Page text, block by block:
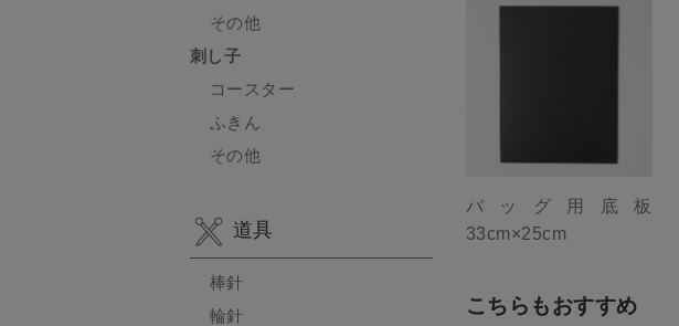
バッグ用底板
33cm×25cm
こちらもおすすめ
その他
刺し子
コースター
ふきん
その他
道具
棒針
輪針